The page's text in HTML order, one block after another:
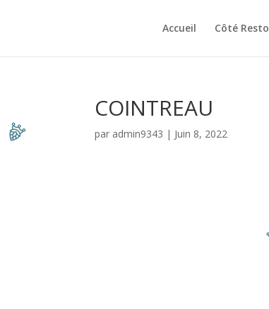
Accueil Côté Resto
COINTREAU
par admin9343 | Juin 8, 2022